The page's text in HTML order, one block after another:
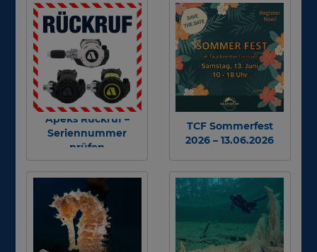
Apeks Rückruf –
Seriennummer
prüfen
TCF Sommerfest
2026 – 13.06.2026